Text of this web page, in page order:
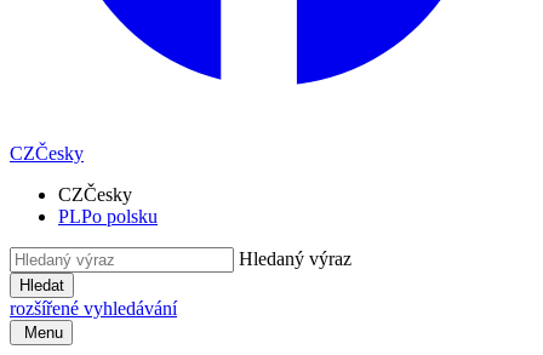
CZČesky
CZČesky
PLPo polsku
Hledaný výraz
Hledat
rozšířené vyhledávání
Menu